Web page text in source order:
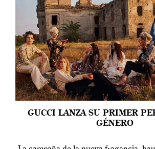
GUCCI LANZA SU PRIMER
GÉNERO